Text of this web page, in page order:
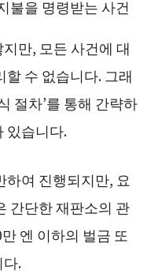
불을 명령받는 사건
만, 모든 사건에 대
수 없습니다. 그래
절차’를 통해 간략하
있습니다.
하여 진행되지만, 요
간단한 재판소의 관
엔 이하의 벌금 또
.